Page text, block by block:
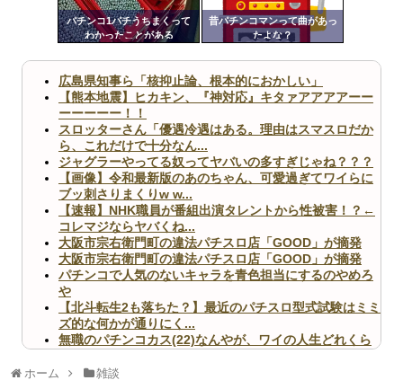
パチンコ1パチうちまくって
わかったことがある
昔パチンコマンって曲があっ
たよな？
更新
ツー
広島県知事ら「核抑止論、根本的におかしい」
【熊本地震】ヒカキン、『神対応』キタァアアアアーー
ーーーーー！！
スロッターさん「優遇冷遇はある。理由はスマスロだか
ら、これだけで十分なん...
ジャグラーやってる奴ってヤバいの多すぎじゃね？？？
【画像】令和最新版のあのちゃん、可愛過ぎてワイらに
ブッ刺さりまくりw w...
【速報】NHK職員が番組出演タレントから性被害！？←
コレマジならヤバくね...
大阪市宗右衛門町の違法パチスロ店「GOOD」が摘発
大阪市宗右衛門町の違法パチスロ店「GOOD」が摘発
パチンコで人気のないキャラを青色担当にするのやめろ
や
【北斗転生2も落ちた？】最近のパチスロ型式試験はミミ
ズ的な何かが通りにく...
無職のパチンコカス(22)なんやが、ワイの人生どれくら
AngelBeats!とかいうクソアニメの思い出ｗｗｗ
ホーム 雑談